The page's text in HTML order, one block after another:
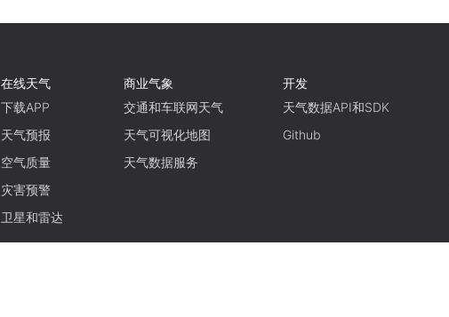
在线天气
下载APP
天气预报
空气质量
灾害预警
卫星和雷达
商业气象
交通和车联网天气
天气可视化地图
天气数据服务
开发
天气数据API和SDK
Github